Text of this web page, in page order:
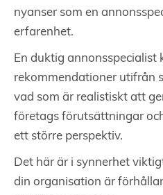
nyanser som en
erfarenhet.
En duktig annonsspecialist
rekommendationer utifrån
vad som är realistiskt att
företags förutsättningar
ett större perspektiv.
Det här är i synnerhet
din organisation är